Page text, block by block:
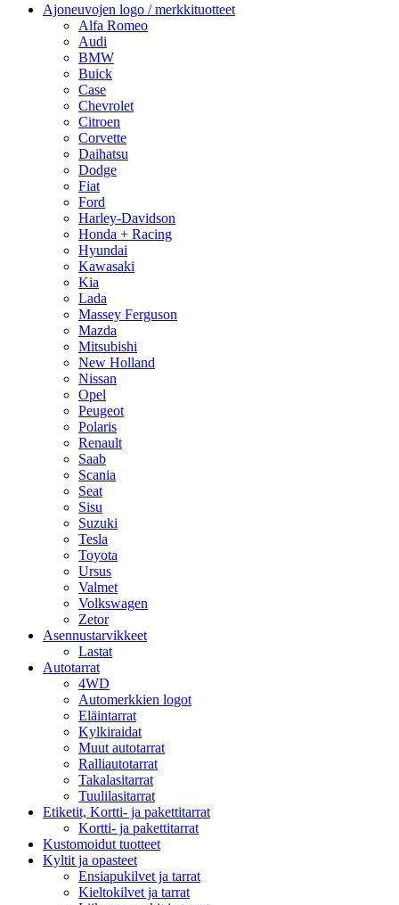
Ajoneuvojen logo / merkkituotteet
Alfa Romeo
Audi
BMW
Buick
Case
Chevrolet
Citroen
Corvette
Daihatsu
Dodge
Fiat
Ford
Harley-Davidson
Honda + Racing
Hyundai
Kawasaki
Kia
Lada
Massey Ferguson
Mazda
Mitsubishi
New Holland
Nissan
Opel
Peugeot
Polaris
Renault
Saab
Scania
Seat
Sisu
Suzuki
Tesla
Toyota
Ursus
Valmet
Volkswagen
Zetor
Asennustarvikkeet
Lastat
Autotarrat
4WD
Automerkkien logot
Eläintarrat
Kylkiraidat
Muut autotarrat
Ralliautotarrat
Takalasitarrat
Tuulilasitarrat
Etiketit, Kortti- ja pakettitarrat
Kortti- ja pakettitarrat
Kustomoidut tuotteet
Kyltit ja opasteet
Ensiapukilvet ja tarrat
Kieltokilvet ja tarrat